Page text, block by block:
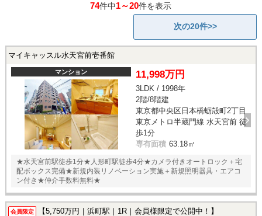
74件中1～20件を表示
次の20件>>
マイキャッスル水天宮前壱番館
マンション 11,998万円
3LDK / 1998年
2階/8階建
東京都中央区日本橋蛎殻町2丁目
東京メトロ半蔵門線 水天宮前 徒
歩1分
専有面積 63.18㎡
★水天宮前駅徒歩1分★人形町駅徒歩4分★カメラ付きオートロック＋宅
配ボックス完備★新規内装リノベーション実施＋新規照明器具・エアコ
ン付き★仲介手数料無料★
会員限定 【5,750万円｜浜町駅｜1R｜会員様限定で公開中！】